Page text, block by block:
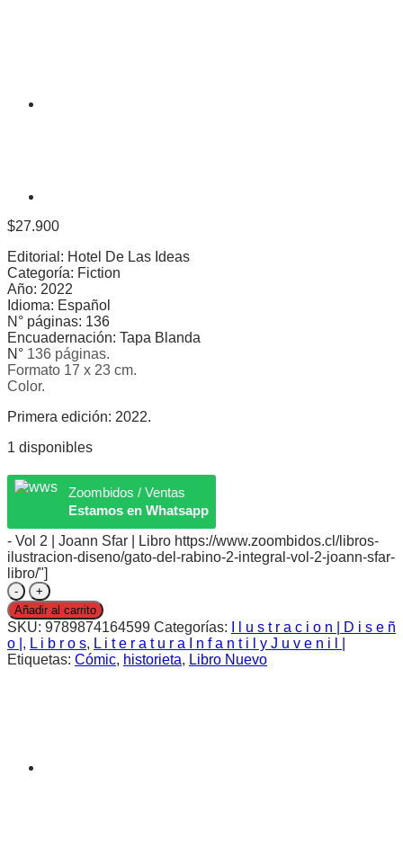
$27.900
Editorial: Hotel De Las Ideas
Categoría: Fiction
Año: 2022
Idioma: Español
N° páginas: 136
Encuadernación: Tapa Blanda
N° 136 páginas.
Formato 17 x 23 cm.
Color.
Primera edición: 2022.
1 disponibles
Zoombidos / Ventas
Estamos en Whatsapp
- Vol 2 | Joann Sfar | Libro https://www.zoombidos.cl/libros-
ilustracion-diseno/gato-del-rabino-2-integral-vol-2-joann-sfar-
libro/"]
El
Gato
del
Rabino
2
[Integral]-
|
Añadir al carrito
SKU: 9789874164599 Categorías:
I l u s t r a c i o n | D i s e ñ
o | , L i b r o s, L i t e r a t u r a I n f a n t i l y J u v e n i l |
Etiquetas: Cómic, historieta, Libro Nuevo